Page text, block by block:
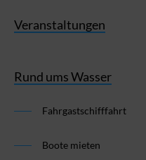
Veranstaltungen
Rund ums Wasser
Fahrgastschifffahrt
Boote mieten